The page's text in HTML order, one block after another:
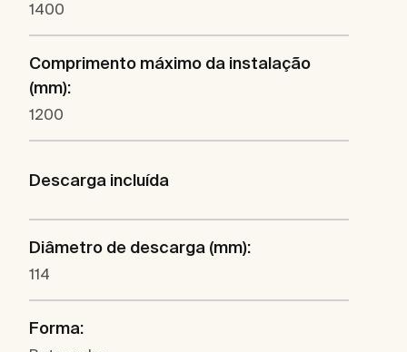
1400
Comprimento máximo da instalação
(mm):
1200
Descarga incluída
Diâmetro de descarga (mm):
114
Forma: